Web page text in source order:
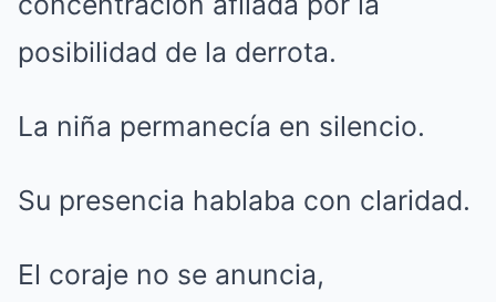
posibilidad de la derrota.
La niña permanecía en silencio.
Su presencia hablaba con claridad.
El coraje no se anuncia,